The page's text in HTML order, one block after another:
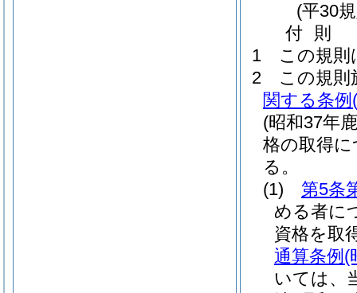
(平30
付 則
1
この規則
2
この規則
関する条例
(昭和37年
格の取得
る。
(1)
第5条
める者に
資格を取
通算条例 (
いては、